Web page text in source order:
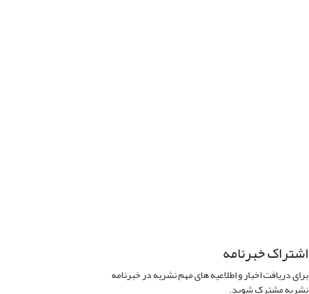
اشتراک خبرنامه
برای دریافت اخبار و اطلاعیه های مهم نشریه در خبرنامه
نشریه مشترک شوید.